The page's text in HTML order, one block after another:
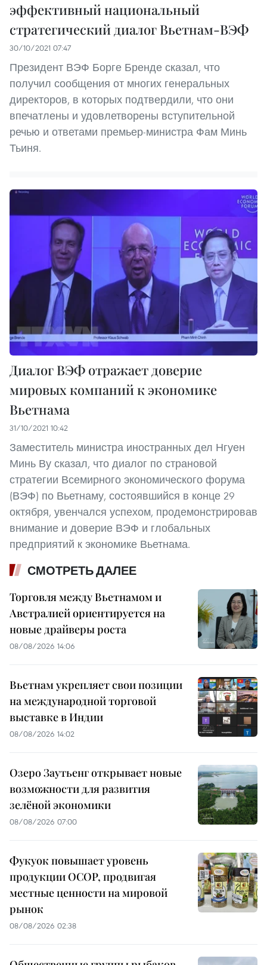
эффективный национальный
стратегический диалог Вьетнам-ВЭФ
30/10/2021 07:47
Президент ВЭФ Борге Бренде сказал, что
получил сообщения от многих генеральных
директоров, в которых подтвердили, что они
впечатлены и удовлетворены вступительной
речью и ответами премьер-министра Фам Минь
Тьиня.
Диалог ВЭФ отражает доверие
мировых компаний к экономике
Вьетнама
31/10/2021 10:42
Заместитель министра иностранных дел Нгуен
Минь Ву сказал, что диалог по страновой
стратегии Всемирного экономического форума
(ВЭФ) по Вьетнаму, состоявшийся в конце 29
октября, увенчался успехом, продемонстрировав
внимание и доверие ВЭФ и глобальных
предприятий к экономике Вьетнама.
СМОТРЕТЬ ДАЛЕЕ
Торговля между Вьетнамом и
Австралией ориентируется на
новые драйверы роста
08/08/2026 14:06
Вьетнам укрепляет свои позиции
на международной торговой
выставке в Индии
08/08/2026 14:02
Озеро Заутьенг открывает новые
возможности для развития
зелёной экономики
08/08/2026 07:00
Фукуок повышает уровень
продукции OCOP, продвигая
местные ценности на мировой
рынок
08/08/2026 02:38